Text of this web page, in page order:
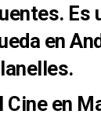
Es
en
Cine en